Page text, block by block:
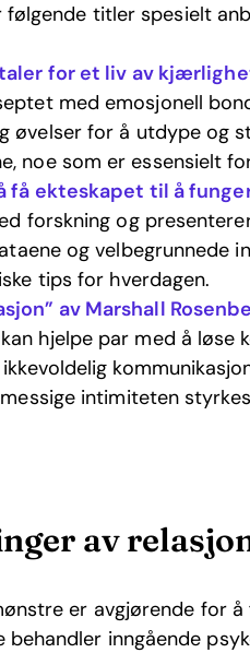
titler spesielt
for et liv av
med emosjonell
øvelser for å utdype og
noe som er essensielt
få ekteskapet til å
forskning og
og velbegrunnede
tips for hverdagen.
av Marshall
hjelpe par med å
intimiteten
av
er avgjørende for
behandler inngående